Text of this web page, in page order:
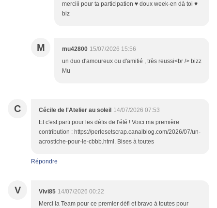
merciii pour ta participation ♥ doux week-en dà toi ♥
biz
M mu42800 15/07/2026 15:56
un duo d'amoureux ou d'amitié , très reussi<br /> bizz
Mu
C Cécile de l'Atelier au soleil 14/07/2026 07:53
Et c'est parti pour les défis de l'été ! Voici ma première
contribution : https://perlesetscrap.canalblog.com/2026/07/un-
acrostiche-pour-le-cbbb.html. Bises à toutes
Répondre
V Vivi85 14/07/2026 00:22
Merci la Team pour ce premier défi et bravo à toutes pour